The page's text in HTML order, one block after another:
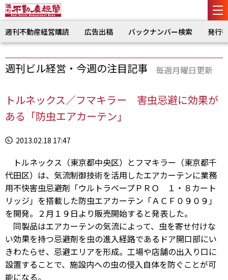
週刊不動産経営購読 広告出稿 バックナンバー検索 発行
週刊ビル経営・今週の注目記事 毎週月曜日更新
トルネックス／フマキラー 害虫忌避に効果が
ある「防虫エアカーテン」
2013.02.18 17:47
トルネックス（東京都中央区）とフマキラー（東京都千
代田区）は、気流制御技術を活用したエアカーテンに業務
用不快害虫忌避剤「ウルトラベープＰＲＯ １・８カート
リッジ」を搭載した防虫エアカーテン「ＡＣＦ０９０９」
を開発。２月１９日より販売開始すると発表した。
同製品はエアカーテンの気流によって、虫を寄せ付けな
い効果を持つ忌避剤を虫の進入経路であるドア開口部にい
きわたらせ、忌避エリアを形成。工場や店舗の出入り口に
設置することで、施設内への虫の侵入自体を防ぐことが可
能になる。